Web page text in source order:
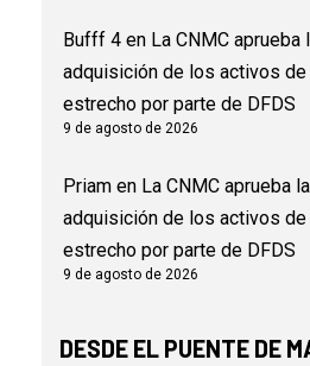
Bufff 4 en La CNMC
adquisición de los activos de
estrecho por parte de DFDS
9 de agosto de 2026
Priam en La CNMC aprueba
adquisición de los activos de
estrecho por parte de DFDS
9 de agosto de 2026
DESDE EL PUENTE DE